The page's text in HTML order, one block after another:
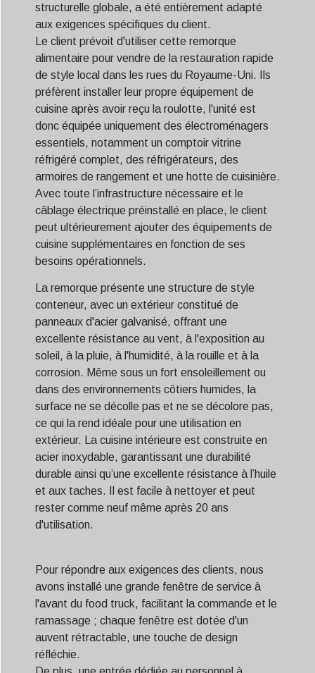
structurelle globale, a été entièrement adapté
aux exigences spécifiques du client.
Le client prévoit d'utiliser cette remorque
alimentaire pour vendre de la restauration rapide
de style local dans les rues du Royaume-Uni. Ils
préfèrent installer leur propre équipement de
cuisine après avoir reçu la roulotte, l'unité est
donc équipée uniquement des électroménagers
essentiels, notamment un comptoir vitrine
réfrigéré complet, des réfrigérateurs, des
armoires de rangement et une hotte de cuisinière.
Avec toute l’infrastructure nécessaire et le
câblage électrique préinstallé en place, le client
peut ultérieurement ajouter des équipements de
cuisine supplémentaires en fonction de ses
besoins opérationnels.
La remorque présente une structure de style
conteneur, avec un extérieur constitué de
panneaux d'acier galvanisé, offrant une
excellente résistance au vent, à l'exposition au
soleil, à la pluie, à l'humidité, à la rouille et à la
corrosion. Même sous un fort ensoleillement ou
dans des environnements côtiers humides, la
surface ne se décolle pas et ne se décolore pas,
ce qui la rend idéale pour une utilisation en
extérieur. La cuisine intérieure est construite en
acier inoxydable, garantissant une durabilité
durable ainsi qu’une excellente résistance à l’huile
et aux taches. Il est facile à nettoyer et peut
rester comme neuf même après 20 ans
d'utilisation.
Pour répondre aux exigences des clients, nous
avons installé une grande fenêtre de service à
l'avant du food truck, facilitant la commande et le
ramassage ; chaque fenêtre est dotée d'un
auvent rétractable, une touche de design
réfléchie.